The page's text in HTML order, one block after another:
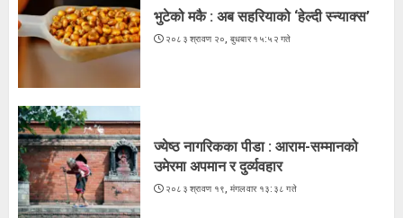
3
ज्येष्ठ नागरिकका पीडा : आराम-सम्मानको
भुटेको मकै : अब सहरियाको ‘हेल्दी स्न्याक्स’
२०८३ श्रावण २०, बुधबार १५:५२ गते
ज्येष्ठ नागरिकका पीडा : आराम-सम्मानको
उमेरमा अपमान र दुर्व्यवहार
२०८३ श्रावण १९, मंगलवार १३:३८ गते